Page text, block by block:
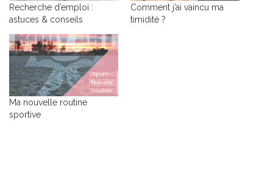
Recherche d’emploi :
astuces & conseils
Comment j’ai vaincu ma
timidité ?
Ma nouvelle routine
sportive